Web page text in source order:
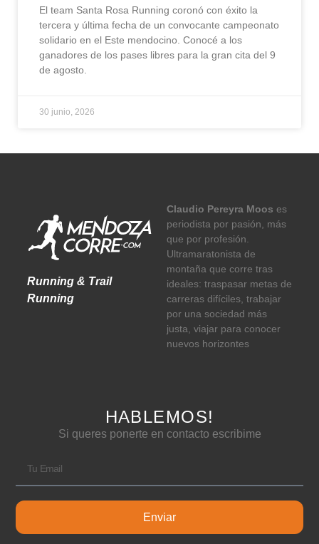
El team Santa Rosa Running coronó con éxito la
tercera y última fecha de un convocante campeonato
solidario en el Este mendocino. Conocé a los
ganadores de los pases libres para la gran cita del 9
de agosto.
30 junio, 2026
Running & Trail
Running
Claudio Pereyra Moos es
periodista por pasión, más
que por profesión.
Ultramaratonista de
montaña que corre tras
ideales: traspasar metas de
carreras difíciles, trabajar
por una sociedad más
justa, viajar para conocer
nuevos horizontes
HABLEMOS!
Si queres ponerte en contacto escribime
Enviar